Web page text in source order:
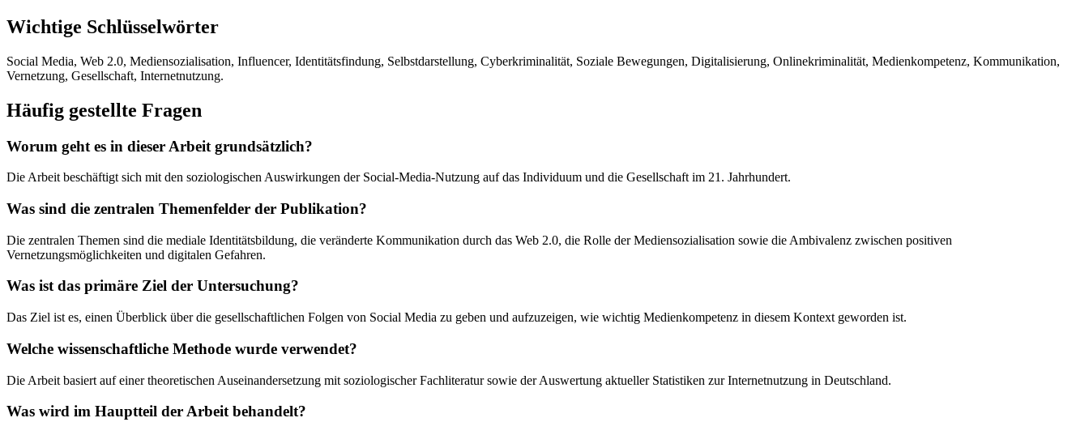
Wichtige Schlüsselwörter
Social Media, Web 2.0, Mediensozialisation, Influencer, Identitätsfindung, Selbstdarstellung, Cyberkriminalität, Soziale Bewegungen, Digitalisierung, Onlinekriminalität, Medienkompetenz, Kommunikation,
Vernetzung, Gesellschaft, Internetnutzung.
Häufig gestellte Fragen
Worum geht es in dieser Arbeit grundsätzlich?
Die Arbeit beschäftigt sich mit den soziologischen Auswirkungen der Social-Media-Nutzung auf das Individuum und die Gesellschaft im 21. Jahrhundert.
Was sind die zentralen Themenfelder der Publikation?
Die zentralen Themen sind die mediale Identitätsbildung, die veränderte Kommunikation durch das Web 2.0, die Rolle der Mediensozialisation sowie die Ambivalenz zwischen positiven
Vernetzungsmöglichkeiten und digitalen Gefahren.
Was ist das primäre Ziel der Untersuchung?
Das Ziel ist es, einen Überblick über die gesellschaftlichen Folgen von Social Media zu geben und aufzuzeigen, wie wichtig Medienkompetenz in diesem Kontext geworden ist.
Welche wissenschaftliche Methode wurde verwendet?
Die Arbeit basiert auf einer theoretischen Auseinandersetzung mit soziologischer Fachliteratur sowie der Auswertung aktueller Statistiken zur Internetnutzung in Deutschland.
Was wird im Hauptteil der Arbeit behandelt?